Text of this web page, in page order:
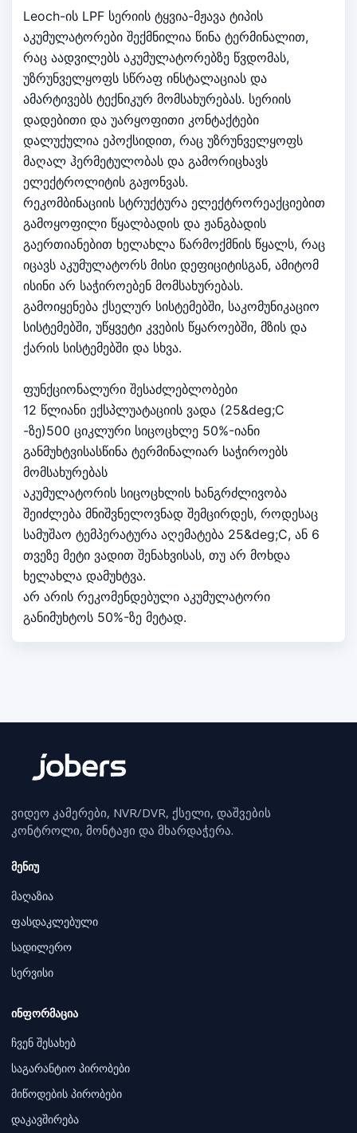
Leoch-ის LPF სერიის ტყვია-მჟავა ტიპის
აკუმულატორები შექმნილია წინა ტერმინალით,
რაც აადვილებს აკუმულატორებზე წვდომას,
უზრუნველყოფს სწრაფ ინსტალაციას და
ამარტივებს ტექნიკურ მომსახურებას. სერიის
დადებითი და უარყოფითი კონტაქტები
დალუქულია ეპოქსიდით, რაც უზრუნველყოფს
მაღალ ჰერმეტულობას და გამორიცხავს
ელექტროლიტის გაჟონვას.
რეკომბინაციის სტრუქტურა ელექტრორეაქციებით
გამოყოფილი წყალბადის და ჟანგბადის
გაერთიანებით ხელახლა წარმოქმნის წყალს, რაც
იცავს აკუმულატორს მისი დეფიციტისგან, ამიტომ
ისინი არ საჭიროებენ მომსახურებას.
გამოიყენება ქსელურ სისტემებში, საკომუნიკაციო
სისტემებში, უწყვეტი კვების წყაროებში, მზის და
ქარის სისტემებში და სხვა.
ფუნქციონალური შესაძლებლობები
12 წლიანი ექსპლუატაციის ვადა (25&deg;C
-ზე)500 ციკლური სიცოცხლე 50%-იანი
განმუხტვისასწინა ტერმინალიარ საჭიროებს
მომსახურებას
აკუმულატორის სიცოცხლის ხანგრძლივობა
შეიძლება მნიშვნელოვნად შემცირდეს, როდესაც
სამუშაო ტემპერატურა აღემატება 25&deg;C, ან 6
თვეზე მეტი ვადით შენახვისას, თუ არ მოხდა
ხელახლა დამუხტვა.
არ არის რეკომენდებული აკუმულატორი
განიმუხტოს 50%-ზე მეტად.
ვიდეო კამერები, NVR/DVR, ქსელი, დაშვების
კონტროლი, მონტაჟი და მხარდაჭერა.
მენიუ
მაღაზია
ფასდაკლებული
სადილერო
სერვისი
ინფორმაცია
ჩვენ შესახებ
საგარანტიო პირობები
მიწოდების პირობები
დაკავშირება